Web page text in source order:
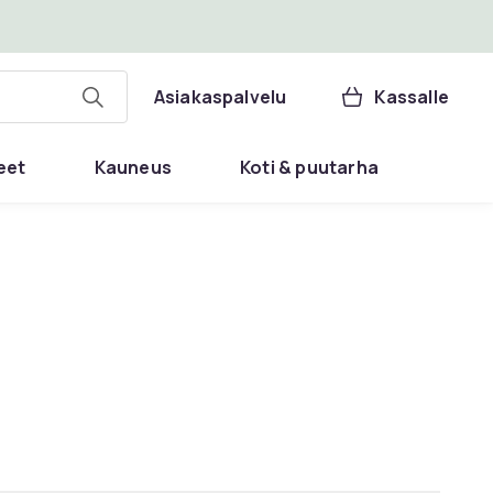
Asiakaspalvelu Kassalle
Kauneus Koti & puutarha